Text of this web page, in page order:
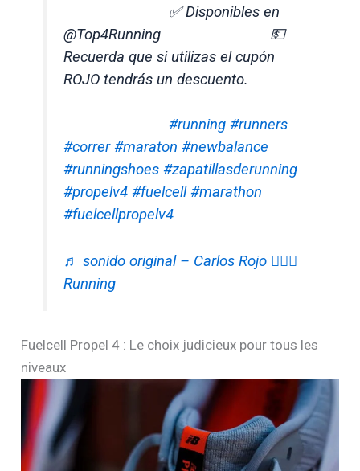
⠀⠀⠀⠀⠀⠀⠀⠀⠀ ✅ Disponibles en
@Top4Running ⠀⠀⠀⠀⠀⠀⠀⠀⠀ 💵
Recuerda que si utilizas el cupón
ROJO tendrás un descuento.
⠀⠀⠀⠀⠀⠀⠀⠀⠀#running #runners
#correr #maraton #newbalance
#runningshoes #zapatillasderunning
#propelv4 #fuelcell #marathon
#fuelcellpropelv4
♬ sonido original – Carlos Rojo 🏃🏻‍♂️
Running
Fuelcell Propel 4 : Le choix judicieux pour tous les
niveaux